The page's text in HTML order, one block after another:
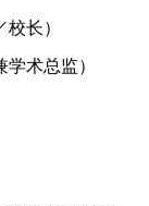
长）
术总监）